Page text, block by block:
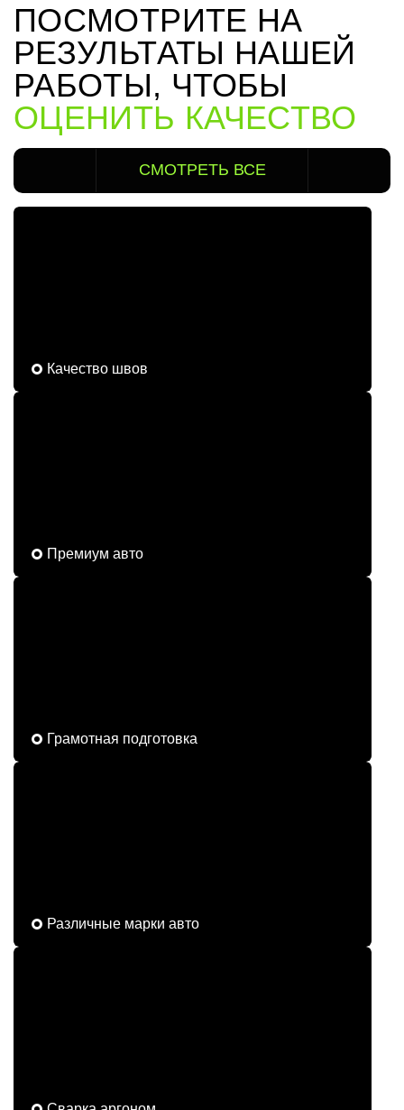
ПОСМОТРИТЕ НА
РЕЗУЛЬТАТЫ НАШЕЙ
РАБОТЫ, ЧТОБЫ
ОЦЕНИТЬ КАЧЕСТВО
СМОТРЕТЬ ВСЕ
Качество швов
Премиум авто
Грамотная подготовка
Различные марки авто